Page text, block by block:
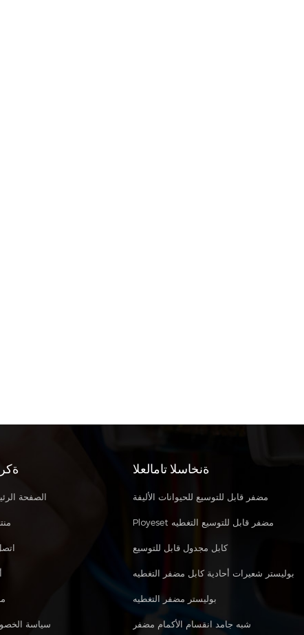
الصفحة
سياسة
ةنخاسلا تامالعلا
مضفر قابل للتوسيع للحيوانات الأليفة
Ployeset مضفر قابل للتوسيع التغطيه
كابل مجدول قابل للتوسيع
بوليستر شعيرات أحادية كابل مضفر التغطيه
بوليستر مضفر التغطيه
شبه جامد انقسام الأكمام مضفر